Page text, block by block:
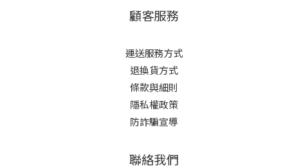
顧客服務
運送服務方式
退換貨方式
條款與細則
隱私權政策
防詐騙宣導
聯絡我們